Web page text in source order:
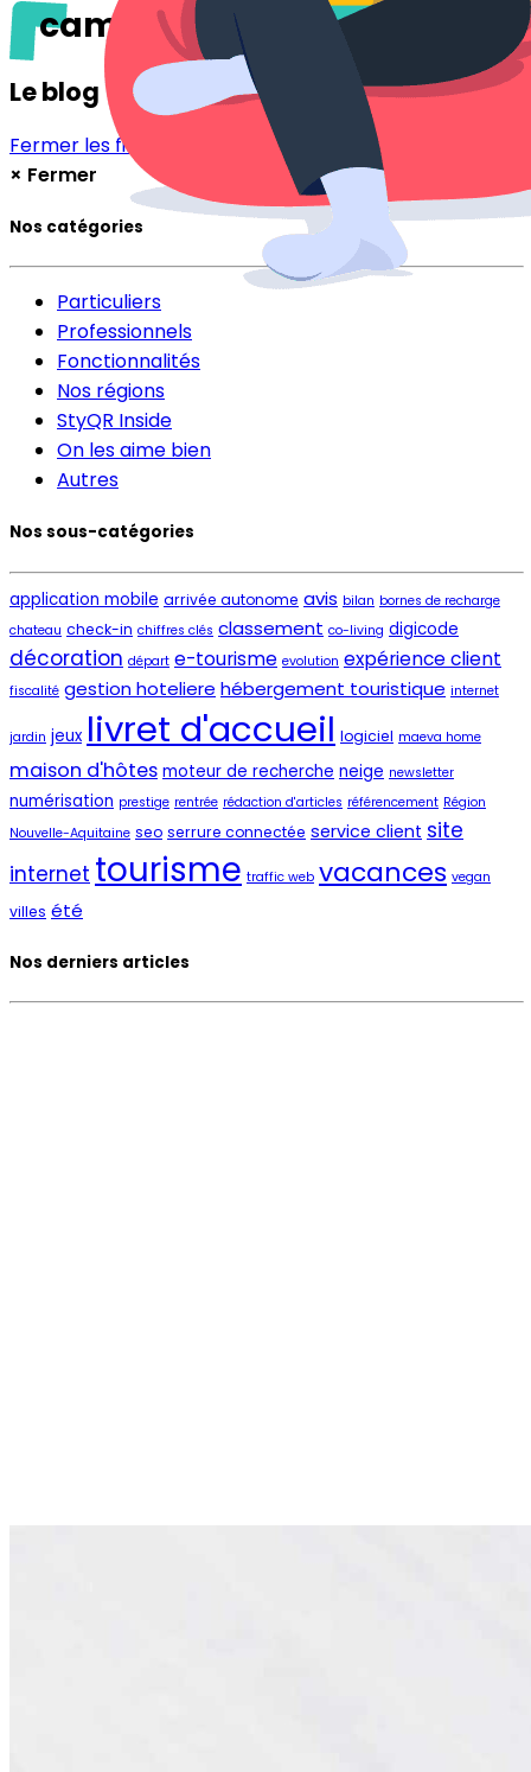
camping car
Le blog
Fermer les filtres
× Fermer
Nos catégories
Particuliers
Professionnels
Fonctionnalités
Nos régions
StyQR Inside
On les aime bien
Autres
Nos sous-catégories
application mobile arrivée autonome avis bilan bornes de recharge
chateau check-in chiffres clés classement co-living digicode
décoration départ e-tourisme evolution expérience client
fiscalité gestion hoteliere hébergement touristique internet
jardin jeux livret d'accueil logiciel maeva home
maison d'hôtes moteur de recherche neige newsletter
numérisation prestige rentrée rédaction d'articles référencement Région
Nouvelle-Aquitaine seo serrure connectée service client site
internet tourisme traffic web vacances vegan
villes été
Nos derniers articles